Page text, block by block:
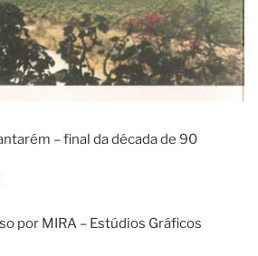
– final da década de 90
por MIRA – Estúdios Gráficos